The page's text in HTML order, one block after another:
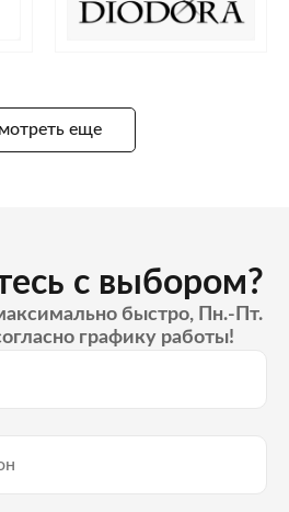
еще
с выбором?
быстро, Пн.-Пт.
графику работы!